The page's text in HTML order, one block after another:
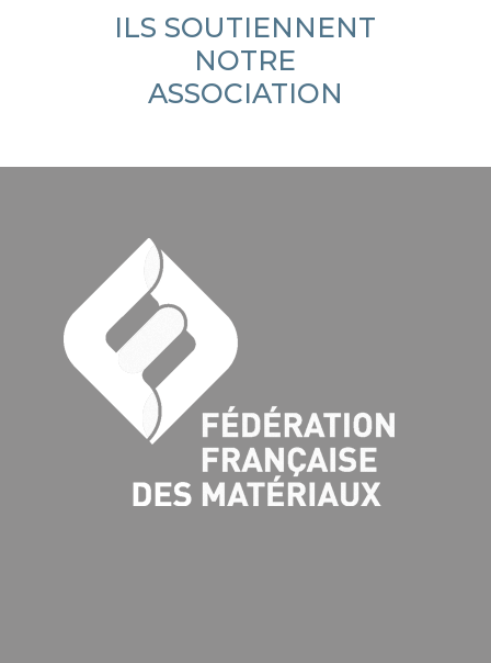
ILS SOUTIENNENT
NOTRE
ASSOCIATION